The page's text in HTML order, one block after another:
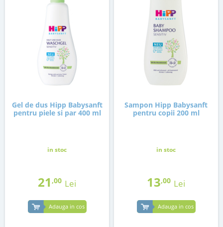
Gel de dus Hipp Babysanft
pentru piele si par 400 ml
in stoc
21 ,00 Lei
Adauga in cos
Sampon Hipp Babysanft
pentru copii 200 ml
in stoc
13,00 Lei
Adauga in cos